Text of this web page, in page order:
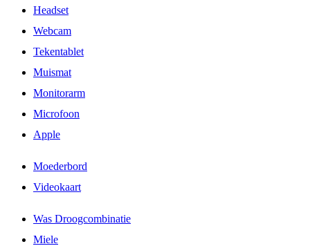
Headset
Webcam
Tekentablet
Muismat
Monitorarm
Microfoon
Apple
Moederbord
Videokaart
Was Droogcombinatie
Miele